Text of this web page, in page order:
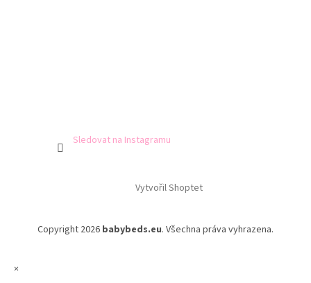
Sledovat na Instagramu
Vytvořil Shoptet
Copyright 2026 babybeds.eu. Všechna práva vyhrazena.
×